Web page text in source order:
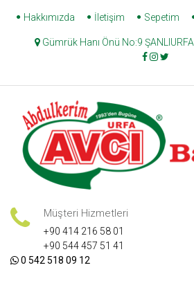
Skip
content
Hakkımızda İletişim Sepetim
Gümrük Hanı Önü No:9 ŞANLIURFA
Müşteri Hizmetleri
+90 414 216 58 01
+90 544 457 51 41
0 542 518 09 12